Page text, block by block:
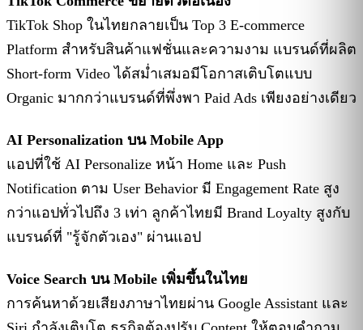
TikTok Shop ในไทยกลายเป็น Top 3 E-commerce
Platform สำหรับสินค้าแฟชั่นและความงาม แบรนด์ที่ผลิต
Short-form Video ได้สม่ำเสมอมีโอกาสเติบโตแบบ
Organic มากกว่าแบรนด์ที่พึ่งพา Paid Ads เพียงอย่างเดียว
AI Personalization บน Mobile App
แอปที่ใช้ AI Personalize หน้า Home และ Push
Notification ตาม User Behavior มี Engagement Rate สูง
กว่าแอปทั่วไปถึง 3 เท่า ลูกค้าไทยมี Brand Loyalty สูงกับ
แบรนด์ที่ "รู้จักตัวเอง" ผ่านแอป
Voice Search บน Mobile เพิ่มขึ้นในไทย
การค้นหาด้วยเสียงภาษาไทยผ่าน Google Assistant และ